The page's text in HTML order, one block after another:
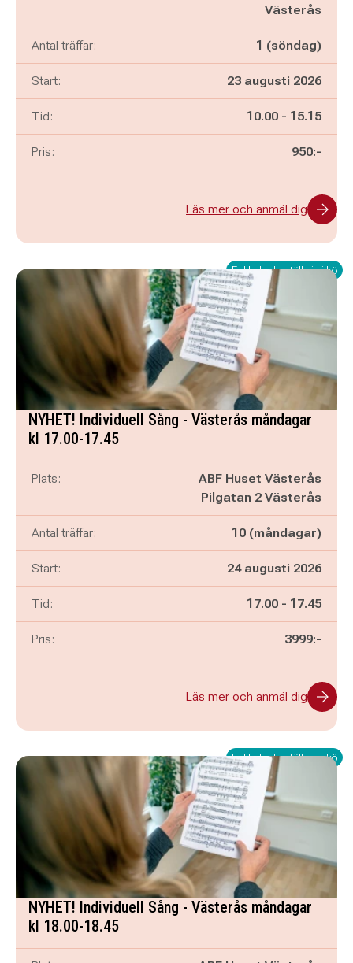
Västerås
Antal träffar: 1 (söndag)
Start: 23 augusti 2026
Tid: Pågår mellan
10.00 - och
15.15
Pris: 950:-
Läs mer och anmäl dig
Fullbokad - ställ dig i kö
NYHET! Individuell Sång - Västerås måndagar
kl 17.00-17.45
Plats:
ABF Huset Västerås
Pilgatan 2 Västerås
Antal träffar: 10 (måndagar)
Start: 24 augusti 2026
Tid: Pågår mellan
17.00 - och
17.45
Pris: 3999:-
Läs mer och anmäl dig
Fullbokad - ställ dig i kö
NYHET! Individuell Sång - Västerås måndagar
kl 18.00-18.45